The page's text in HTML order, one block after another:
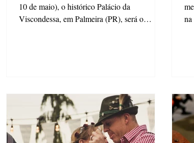
10 de maio), o histórico Palácio da
Viscondessa, em Palmeira (PR), será o